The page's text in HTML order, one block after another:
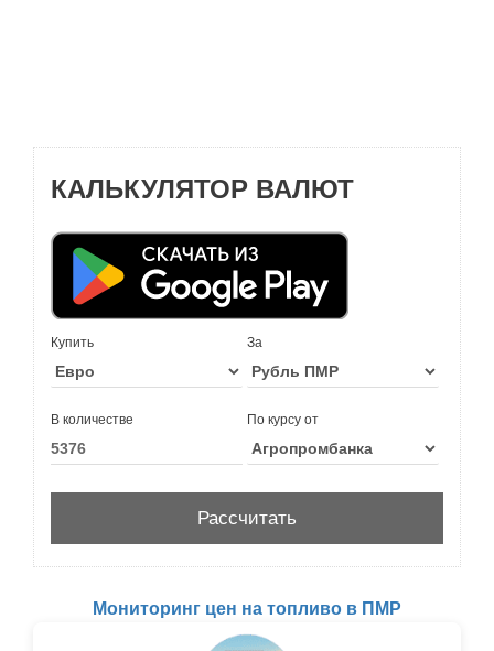
КАЛЬКУЛЯТОР ВАЛЮТ
Купить За
В количестве По курсу от
Мониторинг цен на топливо в ПМР